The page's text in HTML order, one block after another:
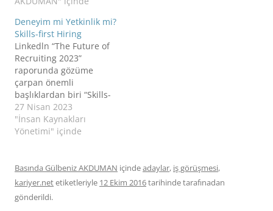
yazımı http://www.kariye
r.net/kariyer-
rehberi/sosyal-medya-
kariyerinizi-bitirmesin/
adresinde ve aşağıda
bulabilirsiniz.
Günümüzde
oldukça güçlü olan
sosyal medya işe alım ve
iş değiştirme
adreslerinden
paylaşımlarına kadar
dikkatli olmaları ve bazı
Deneyim mi Yetkinlik mi?
Skills-first Hiring
Linkedln “The Future of
Recruiting 2023”
raporunda gözüme
çarpan önemli
başlıklardan biri “Skills-
first hiring” konusuydu.
İK Profesyonelleri olarak
işe alım yaparken
eğitimi öncelikle
belirliyoruz hatta ilanda
öncelikle onları yazıyoruz
sonrasında ise
27 Nisan 2023
"İnsan Kaynakları
Yönetimi" içinde
Basında Gülbeniz AKDUMAN içindeadaylar, iş görüşmesi,
kariyer.netetiketleriyle 12 Ekim 2016tarihindetarafınadan
gönderildi.